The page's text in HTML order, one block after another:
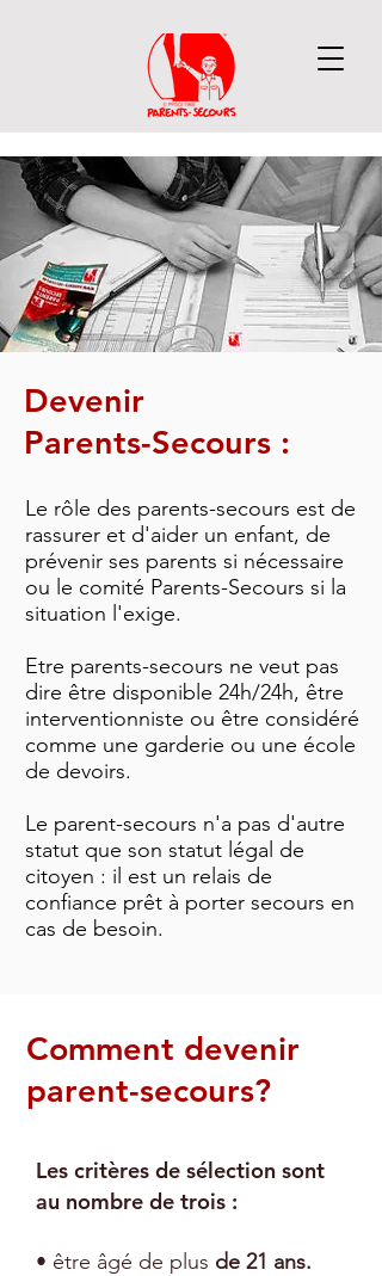
Devenir
Parents-Secours :
Le rôle des parents-secours est de
rassurer et d'aider un enfant, de
prévenir ses parents si nécessaire
ou le comité Parents-Secours si la
situation l'exige.
Etre parents-secours ne veut pas
dire être disponible 24h/24h, être
interventionniste ou être considéré
comme une garderie ou une école
de devoirs.
Le parent-secours n'a pas d'autre
statut que son statut légal de
citoyen : il est un relais de
confiance prêt à porter secours en
cas de besoin.
Comment devenir
parent-secours?
Les critères de sélection sont
au nombre de trois :
• être âgé de plus de 21 ans.